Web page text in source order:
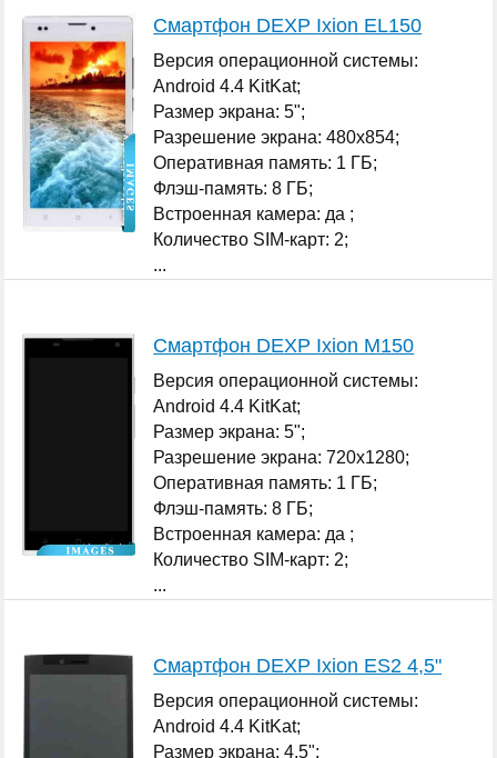
Смартфон DEXP Ixion EL150
Версия операционной системы:
Android 4.4 KitKat;
Размер экрана: 5";
Разрешение экрана: 480x854;
Оперативная память: 1 ГБ;
Флэш-память: 8 ГБ;
Встроенная камера: да ;
Количество SIM-карт: 2;
...
Смартфон DEXP Ixion M150
Версия операционной системы:
Android 4.4 KitKat;
Размер экрана: 5";
Разрешение экрана: 720x1280;
Оперативная память: 1 ГБ;
Флэш-память: 8 ГБ;
Встроенная камера: да ;
Количество SIM-карт: 2;
...
Смартфон DEXP Ixion ES2 4,5"
Версия операционной системы:
Android 4.4 KitKat;
Размер экрана: 4.5";